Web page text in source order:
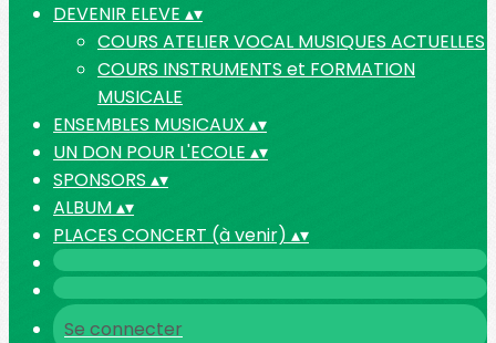
DEVENIR ELEVE ▴▾
COURS ATELIER VOCAL MUSIQUES ACTUELLES
COURS INSTRUMENTS et FORMATION
MUSICALE
ENSEMBLES MUSICAUX ▴▾
UN DON POUR L'ECOLE ▴▾
SPONSORS ▴▾
ALBUM▴▾
PLACES CONCERT (à venir) ▴▾
Se connecter